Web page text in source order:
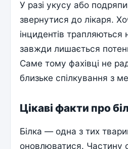
У разі укусу або
звернутися до лікаря.
інцидентів
завжди лишається
Саме тому фахівці не
близьке спілкування з
Цікаві факти про
Білка — одна з тих
оновлюватися. Частину